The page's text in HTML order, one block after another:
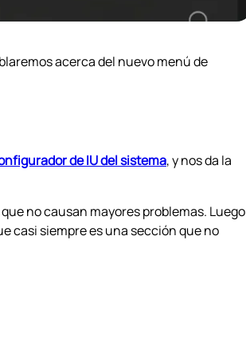
acerca del nuevo menú de
de IU del sistema, y nos da la
no causan mayores problemas. Luego
casi siempre es una sección que no